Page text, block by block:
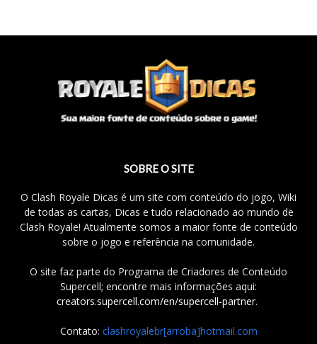
SOBRE O SITE
O Clash Royale Dicas é um site com conteúdo do jogo, Wiki
de todas as cartas, Dicas e tudo relacionado ao mundo de
Clash Royale! Atualmente somos a maior fonte de conteúdo
sobre o jogo e referência na comunidade.
O site faz parte do Programa de Criadores de Conteúdo
Supercell; encontre mais informações aqui:
creators.supercell.com/en/supercell-partner.
Contato: clashroyalebr[arroba]hotmail.com